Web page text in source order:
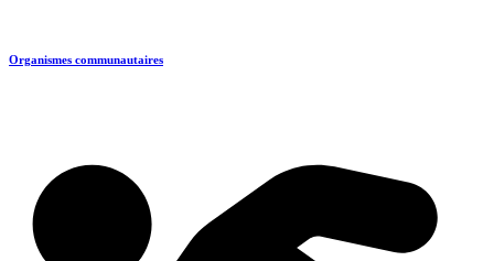
Organismes communautaires